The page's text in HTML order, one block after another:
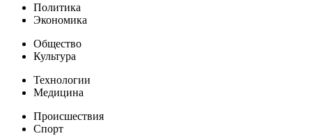
Политика
Экономика
Общество
Культура
Технологии
Медицина
Происшествия
Спорт